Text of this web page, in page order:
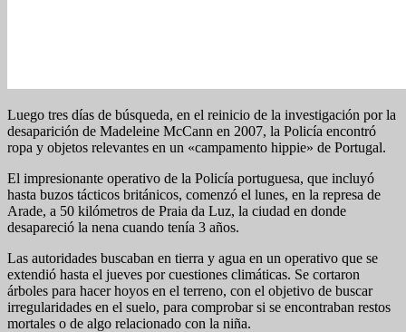
Luego tres días de búsqueda, en el reinicio de la investigación por la
desaparición de Madeleine McCann en 2007, la Policía encontró
ropa y objetos relevantes en un «campamento hippie» de Portugal.
El impresionante operativo de la Policía portuguesa, que incluyó
hasta buzos tácticos británicos, comenzó el lunes, en la represa de
Arade, a 50 kilómetros de Praia da Luz, la ciudad en donde
desapareció la nena cuando tenía 3 años.
Las autoridades buscaban en tierra y agua en un operativo que se
extendió hasta el jueves por cuestiones climáticas. Se cortaron
árboles para hacer hoyos en el terreno, con el objetivo de buscar
irregularidades en el suelo, para comprobar si se encontraban restos
mortales o de algo relacionado con la niña.